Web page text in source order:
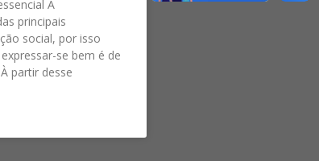
A
principais
social, por isso
se bem é de
partir desse